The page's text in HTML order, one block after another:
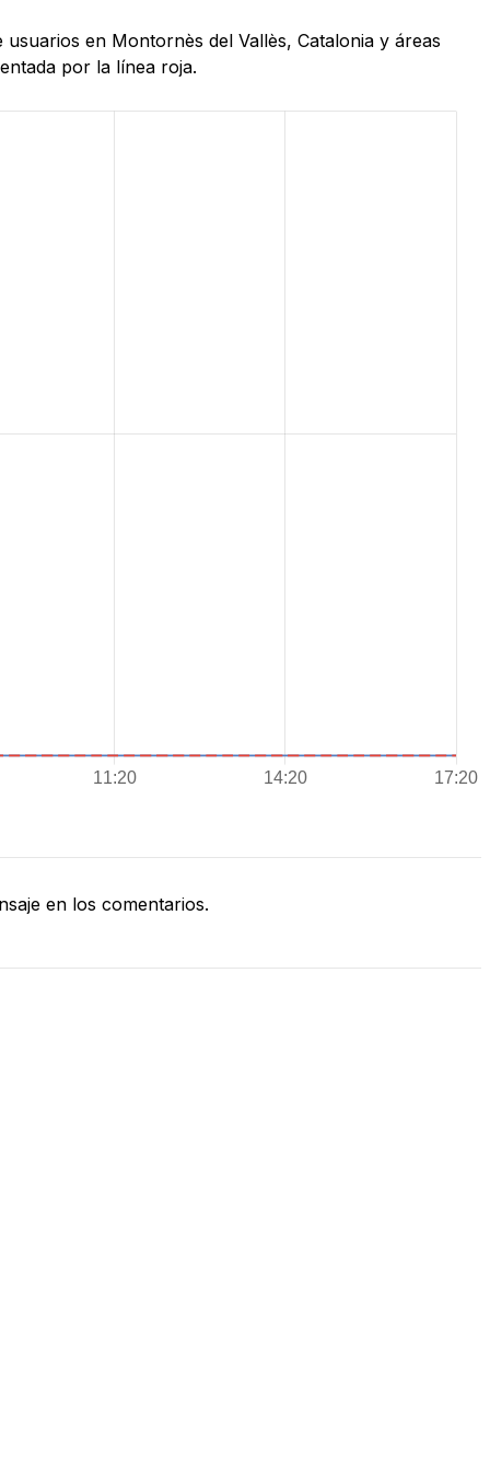
en Montornès del Vallès, Catalonia y áreas
por la línea roja.
en los comentarios.